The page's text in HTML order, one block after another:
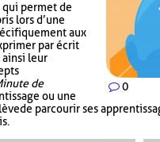
0
permet de
lors d’une
aux
par écrit
ainsi leur
de
ou une
de parcourir ses